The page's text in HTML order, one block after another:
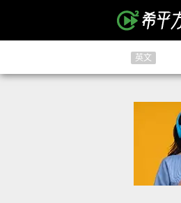
英文